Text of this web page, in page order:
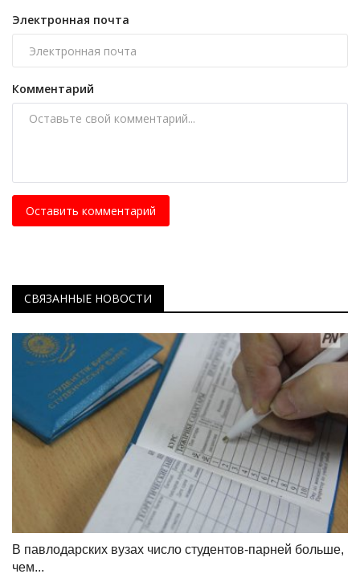
Электронная почта
Комментарий
Оставить комментарий
СВЯЗАННЫЕ НОВОСТИ
В павлодарских вузах число студентов-парней больше,
чем...